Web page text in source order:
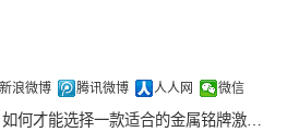
新浪微博 腾讯微博 人人网 微信
才能选择一款适合的金属铭牌激光打标机